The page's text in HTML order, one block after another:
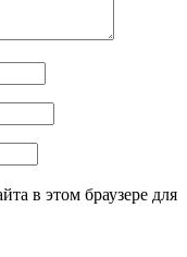
в этом браузере для